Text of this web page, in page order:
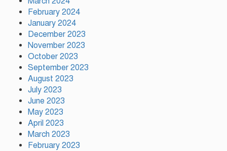
February 2024
January 2024
December 2023
November 2023
October 2023
September 2023
August 2023
July 2023
June 2023
May 2023
April 2023
March 2023
February 2023